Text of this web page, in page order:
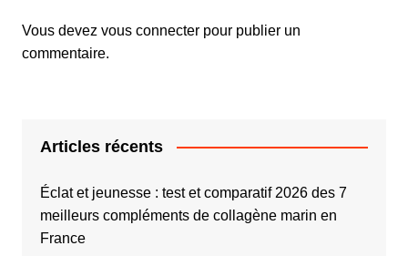
Vous devez vous connecterpour publier un
commentaire.
Articles récents
Éclat et jeunesse : test et comparatif 2026 des 7
meilleurs compléments de collagène marin en
France